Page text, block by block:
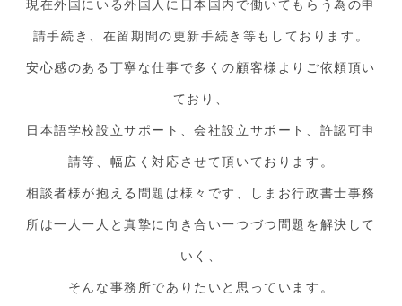
現在外国にいる外国人に日本国内で働いてもらう為の申
請手続き、在留期間の更新手続き等もしております。
安心感のある丁寧な仕事で多くの顧客様よりご依頼頂い
ており、
日本語学校設立サポート、会社設立サポート、許認可申
請等、幅広く対応させて頂いております。
相談者様が抱える問題は様々です、しまお行政書士事務
所は一人一人と真摯に向き合い一つづつ問題を解決して
いく、
そんな事務所でありたいと思っています。